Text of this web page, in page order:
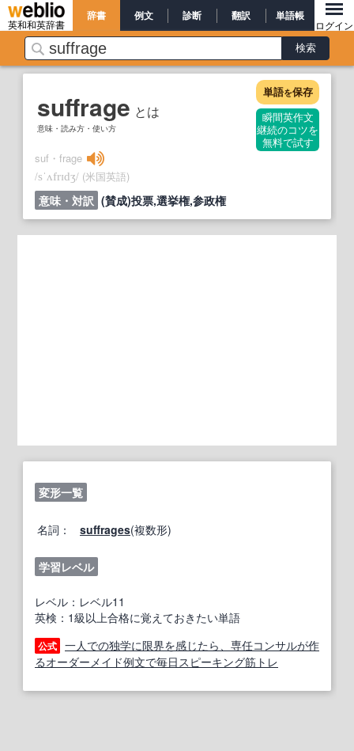
英和和英辞書
辞書 例文 診断 翻訳 単語帳
ログイン
suffrage とは
意味・読み方・使い方
単語を保存
瞬間英作文
継続のコツを
無料で試す
suf・frage
/sˈʌfrɪdʒ/ (米国英語)
意味・対訳 (賛成)投票,選挙権,参政権
変形一覧
名詞： suffrages(複数形)
学習レベル
レベル：レベル11
英検：1級以上合格に覚えておきたい単語
公式 一人での独学に限界を感じたら、専任コンサルが作
るオーダーメイド例文で毎日スピーキング筋トレ